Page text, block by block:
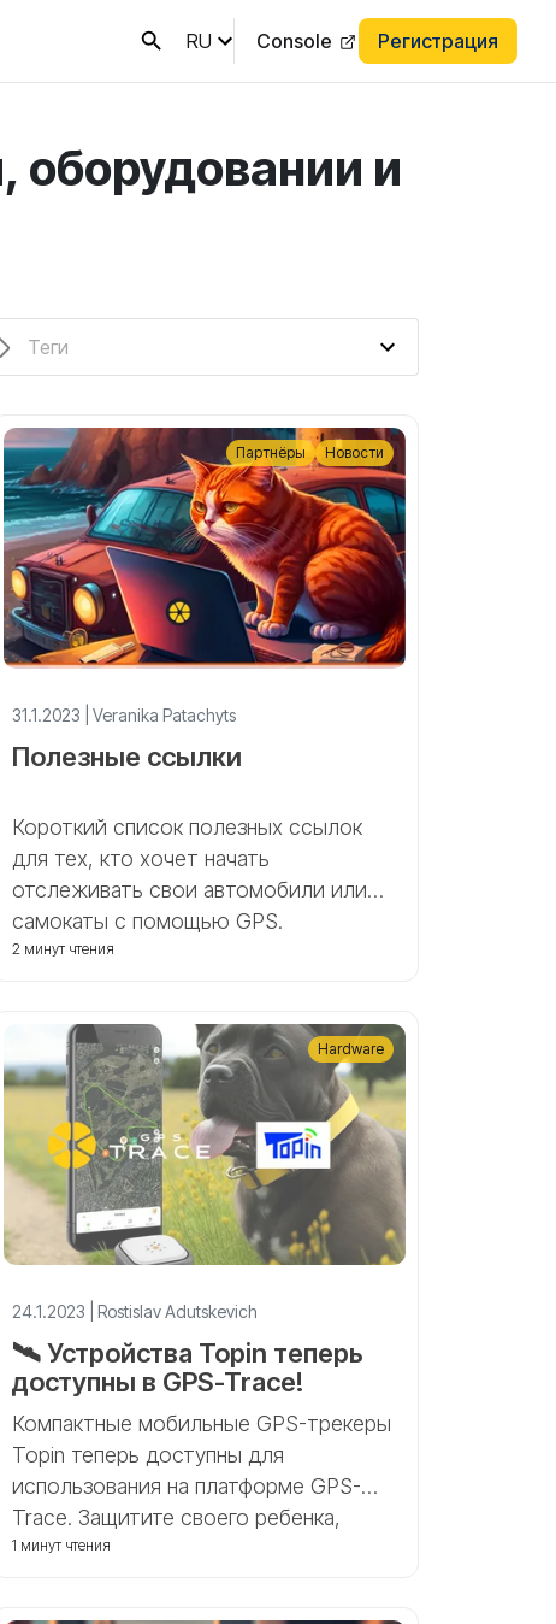
RU Console Регистрация
оборудовании и
31.1.2023 | Veranika Patachyts
Полезные ссылки
Короткий список полезных ссылок
для тех, кто хочет начать
отслеживать свои автомобили или
самокаты с помощью GPS.
Партнёры Новости
2 минут чтения
24.1.2023 | Rostislav Adutskevich
🛰 Устройства Topin теперь
доступны в GPS-Trace!
Компактные мобильные GPS-трекеры
Topin теперь доступны для
использования на платформе GPS-
Trace. Защитите своего ребенка,
домашнее животное или пожилого
Hardware
1 минут чтения